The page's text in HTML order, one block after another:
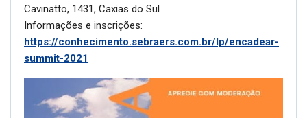
Cavinatto, 1431, Caxias do Sul
Informações e inscrições:
https://conhecimento.sebraers.com.br/lp/encadear-
summit-2021